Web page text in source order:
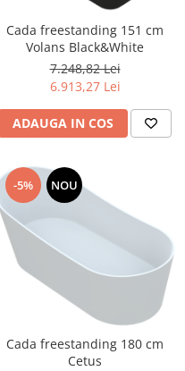
Cada freestanding 151 cm
Volans Black&White
7.248,82 Lei
6.913,27 Lei
ADAUGA IN COS
-5% NOU
Cada freestanding 180 cm
Cetus